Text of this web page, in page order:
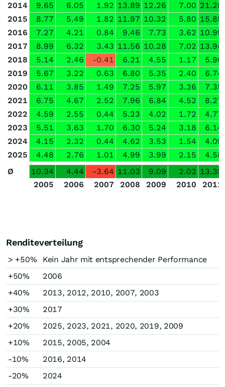
2014
9.65 6.05 1.92 13.89 12.26 7.00 21.28
2015
8.77 5.49 1.82 11.97 10.32 5.80 15.89
2016
7.27 4.21 0.84 9.46 7.73 3.62 10.99
2017
8.99 6.32 3.43 11.56 10.28 7.02 13.94
2018
5.14 2.46 -0.41 6.21 4.55 1.17
5.90
2019
5.67 3.22 0.63 6.80 5.35 2.40
6.74
2020
6.11 3.85 1.49 7.25 5.97 3.36
7.35
2021
6.75 4.67 2.52 7.96 6.84 4.52
8.27
2022
4.59 2.55 0.44 5.23 4.02 1.72
4.77
2023
5.51 3.63 1.70 6.30 5.24 3.18
6.14
2024
4.15 2.32 0.44 4.62 3.53 1.54
4.09
2025
4.48 2.76 1.01 4.99 3.99 2.15
4.58
Ø
10.34 4.44 -3.64 11.03 9.09 2.02 13.38
2005
2006 2007 2008 2009 2010 2011
Renditeverteilung
> +50%
Kein Jahr mit entsprechender Performance
+50%
2006
+40%
2013, 2012, 2010, 2007, 2003
+30%
2017
+20%
2025, 2023, 2021, 2020, 2019, 2009
+10%
2015, 2005, 2004
-10%
2016, 2014
-20%
2024